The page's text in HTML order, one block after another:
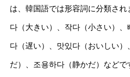
は、韓国語では形容詞に分類され
다（大きい）、작다（小さい）、
다（遅い）、맛있다（おいしい）
だ）、조용하다（静かだ）などで